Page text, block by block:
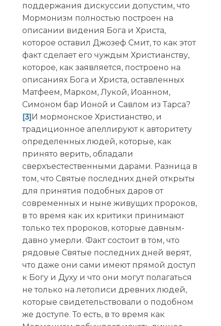
поддержания дискуссии допустим, что
Мормонизм полностью построен на
описании видения Бога и Христа,
которое оставил Джозеф Смит, то как этот
факт сделает его чуждым Христианству,
которое, как заявляется, построено на
описаниях Бога и Христа, оставленных
Матфеем, Марком, Лукой, Иоанном,
Симоном бар Ионой и Савлом из Тарса?
[3]И мормонское Христианство, и
традиционное апеллируют к авторитету
определенных людей, которые, как
принято верить, обладали
сверхъестественными дарами. Разница в
том, что Святые последних дней открыты
для принятия подобных даров от
современных и ныне живущих пророков,
в то время как их критики принимают
только тех пророков, которые давным-
давно умерли. Факт состоит в том, что
рядовые Святые последних дней верят,
что даже они сами имеют прямой доступ
к Богу и Духу и что они могут полагаться
не только на летописи древних людей,
которые свидетельствовали о подобном
же доступе. То есть, в то время как